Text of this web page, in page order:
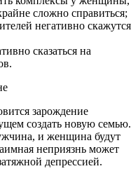
сложно справиться;
негативно скажутся
сказаться на
зарождение
создать новую семью.
и женщина будут
неприязнь может
депрессией.